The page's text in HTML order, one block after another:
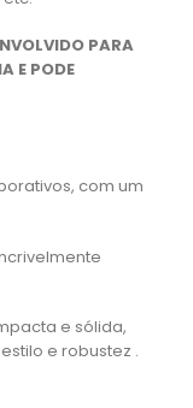
PARA
E PODE
com um
e sólida,
e robustez .